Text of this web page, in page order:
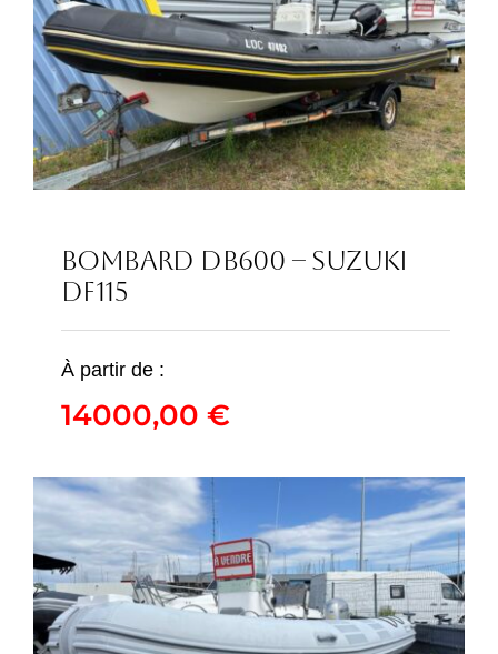
BOMBARD DB600 –
SUZUKI DF115
14000,00
BOMBARD DB600 – SUZUKI
DF115
À partir de :
14000,00 €